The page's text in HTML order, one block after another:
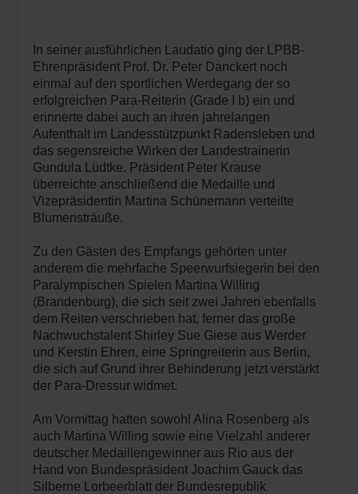
In seiner ausführlichen Laudatio ging der LPBB-
Ehrenpräsident Prof. Dr. Peter Danckert noch
einmal auf den sportlichen Werdegang der so
erfolgreichen Para-Reiterin (Grade I b) ein und
erinnerte dabei auch an ihren jahrelangen
Aufenthalt im Landesstützpunkt Radensleben und
das segensreiche Wirken der Landestrainerin
Gundula Lüdtke. Präsident Peter Krause
überreichte anschließend die Medaille und
Vizepräsidentin Martina Schünemann verteilte
Blumensträuße.
Zu den Gästen des Empfangs gehörten unter
anderem die mehrfache Speerwurfsiegerin bei den
Paralympischen Spielen Martina Willing
(Brandenburg), die sich seit zwei Jahren ebenfalls
dem Reiten verschrieben hat, ferner das große
Nachwuchstalent Shirley Sue Giese aus Werder
und Kerstin Ehren, eine Springreiterin aus Berlin,
die sich auf Grund ihrer Behinderung jetzt verstärkt
der Para-Dressur widmet.
Am Vormittag hatten sowohl Alina Rosenberg als
auch Martina Willing sowie eine Vielzahl anderer
deutscher Medaillengewinner aus Rio aus der
Hand von Bundespräsident Joachim Gauck das
Silberne Lorbeerblatt der Bundesrepublik